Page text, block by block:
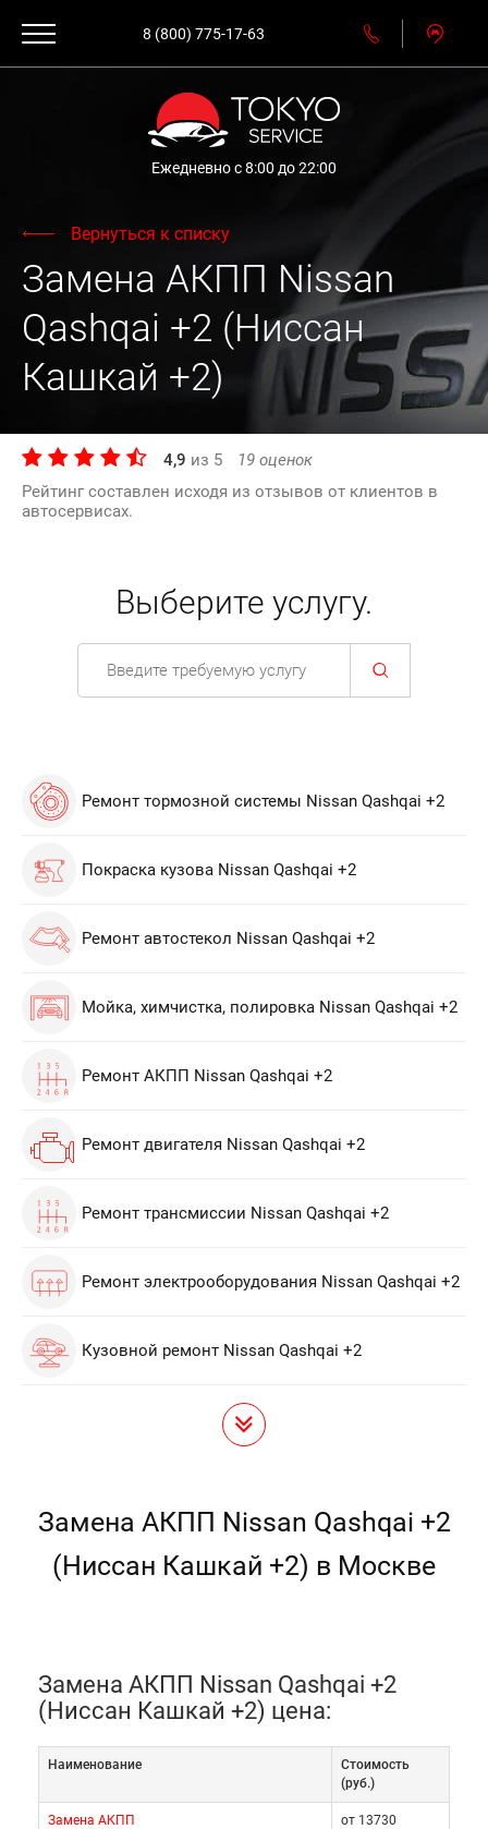
8 (800) 775-17-63
Ежедневно с 8:00 до 22:00
Вернуться к списку
Замена АКПП Nissan
Qashqai +2 (Ниссан
Кашкай +2)
4,9 из 5 19 оценок
Рейтинг составлен исходя из отзывов от клиентов в
автосервисах.
Выберите услугу.
Ремонт тормозной системы Nissan Qashqai +2
Покраска кузова Nissan Qashqai +2
Ремонт автостекол Nissan Qashqai +2
Мойка, химчистка, полировка Nissan Qashqai +2
Ремонт АКПП Nissan Qashqai +2
Ремонт двигателя Nissan Qashqai +2
Ремонт трансмиссии Nissan Qashqai +2
Ремонт электрооборудования Nissan Qashqai +2
Кузовной ремонт Nissan Qashqai +2
Замена АКПП Nissan Qashqai +2
(Ниссан Кашкай +2) в Москве
Замена АКПП Nissan Qashqai +2
(Ниссан Кашкай +2) цена:
Наименование
Cтоимость
(руб.)
Замена АКПП от 13730